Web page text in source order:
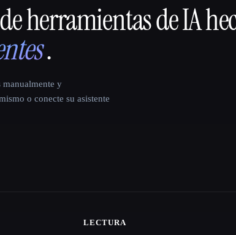
herramientas de IA
.
manualmente y
o conecte su asistente
LECTURA